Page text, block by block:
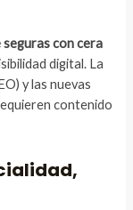
seguras con cera
digital. La
y las nuevas
contenido